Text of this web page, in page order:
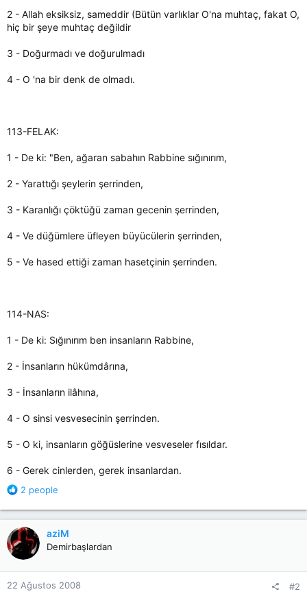
2 - Allah eksiksiz, sameddir (Bütün varlıklar O'na muhtaç, fakat O,
hiç bir şeye muhtaç değildir
3 - Doğurmadı ve doğurulmadı
4 - O 'na bir denk de olmadı.
113-FELAK:
1 - De ki: "Ben, ağaran sabahın Rabbine sığınırım,
2 - Yarattığı şeylerin şerrinden,
3 - Karanlığı çöktüğü zaman gecenin şerrinden,
4 - Ve düğümlere üfleyen büyücülerin şerrinden,
5 - Ve hased ettiği zaman hasetçinin şerrinden.
114-NAS:
1 - De ki: Sığınırım ben insanların Rabbine,
2 - İnsanların hükümdârına,
3 - İnsanların ilâhına,
4 - O sinsi vesvesecinin şerrinden.
5 - O ki, insanların göğüslerine vesveseler fısıldar.
6 - Gerek cinlerden, gerek insanlardan.
R
a
c
t
i
o
n
s
2 people
aziM
Demirbaşlardan
22 Ağustos 2008 #2